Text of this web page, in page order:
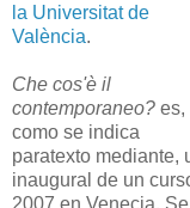
la Universitat de
València.
Che cos'è il
contemporaneo? es,
como se indica
paratexto mediante,
inaugural de un
2007 en Venecia.